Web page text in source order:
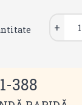
388